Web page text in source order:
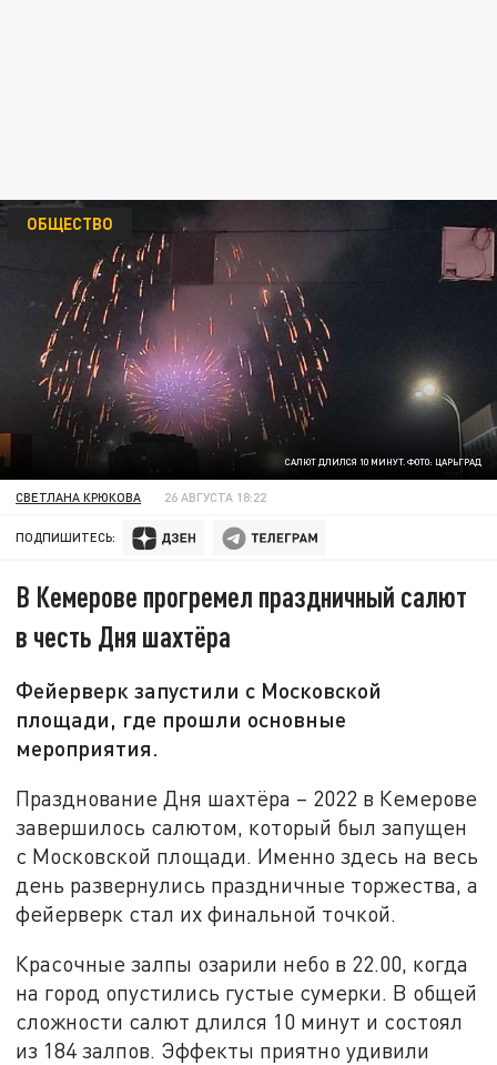
САЛЮТ ДЛИЛСЯ 10 МИНУТ. ФОТО: ЦАРЬГРАД
ОБЩЕСТВО
СВЕТЛАНА КРЮКОВА 26 АВГУСТА 18:22
ПОДПИШИТЕСЬ:
В Кемерове прогремел праздничный салют
в честь Дня шахтёра
Фейерверк запустили с Московской
площади, где прошли основные
мероприятия.
Празднование Дня шахтёра – 2022 в Кемерове
завершилось салютом, который был запущен
с Московской площади. Именно здесь на весь
день развернулись праздничные торжества, а
фейерверк стал их финальной точкой.
Красочные залпы озарили небо в 22.00, когда
на город опустились густые сумерки. В общей
сложности салют длился 10 минут и состоял
из 184 залпов. Эффекты приятно удивили